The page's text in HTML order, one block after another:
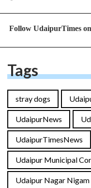
Follow UdaipurTimes on
Tags
stray dogs
UdaipurNews
UdaipurTimesNews
Udaipur Municipal
Udaipur Nagar Nigam